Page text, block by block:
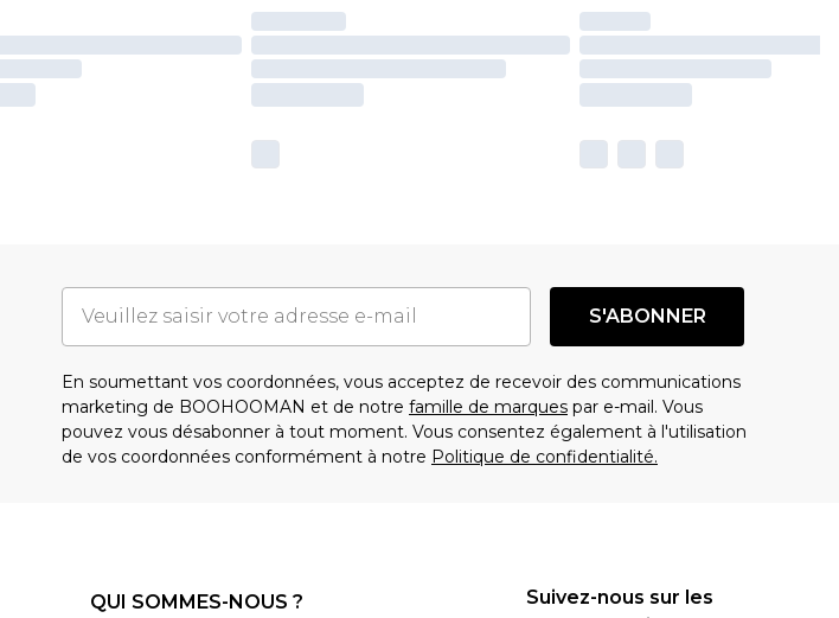
S'ABONNER
En soumettant vos coordonnées, vous acceptez de recevoir des communications
marketing de BOOHOOMAN et de notre famille de marques par e-mail. Vous
pouvez vous désabonner à tout moment. Vous consentez également à l'utilisation
de vos coordonnées conformément à notre Politique de confidentialité.
QUI SOMMES-NOUS ?
Suivez-nous sur les